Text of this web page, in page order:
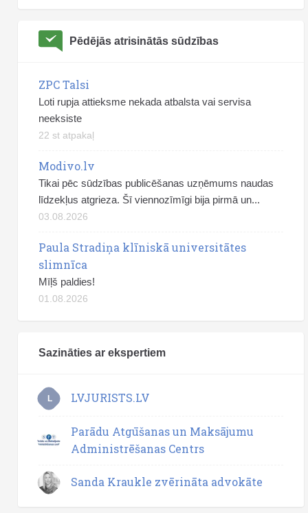
Pēdējās atrisinātās sūdzības
ZPC Talsi
Loti rupja attieksme nekada atbalsta vai servisa
neeksiste
22 st atpakaļ
Modivo.lv
Tikai pēc sūdzības publicēšanas uzņēmums naudas
līdzekļus atgrieza. Šī viennozīmīgi bija pirmā un...
03.08.2026
Paula Stradiņa klīniskā universitātes
slimnīca
Mīļš paldies!
01.08.2026
Sazināties ar ekspertiem
L LVJURISTS.LV
Parādu Atgūšanas un Maksājumu
Administrēšanas Centrs
Sanda Kraukle zvērināta advokāte